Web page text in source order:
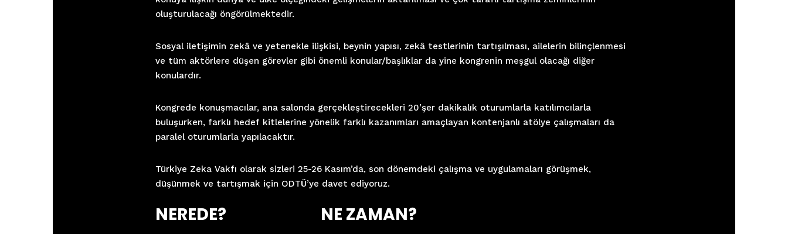
oluşturulacağı öngörülmektedir.
Sosyal iletişimin zekâ ve yetenekle ilişkisi, beynin yapısı, zekâ testlerinin tartışılması, ailelerin bilinçlenmesi
ve tüm aktörlere düşen görevler gibi önemli konular/başlıklar da yine kongrenin meşgul olacağı diğer
konulardır.
Kongrede konuşmacılar, ana salonda gerçekleştirecekleri 20’şer dakikalık oturumlarla katılımcılarla
buluşurken, farklı hedef kitlelerine yönelik farklı kazanımları amaçlayan kontenjanlı atölye çalışmaları da
paralel oturumlarla yapılacaktır.
Türkiye Zeka Vakfı olarak sizleri 25-26 Kasım’da, son dönemdeki çalışma ve uygulamaları görüşmek,
düşünmek ve tartışmak için ODTÜ’ye davet ediyoruz.
NEREDE? NE ZAMAN?